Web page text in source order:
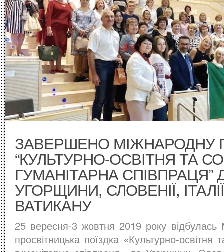
ЗАВЕРШЕНО МІЖНАРОДНУ
“КУЛЬТУРНО-ОСВІТНЯ ТА
ГУМАНІТАРНА СПІВПРАЦЯ”
УГОРЩИНИ, СЛОВЕНІЇ,
ВАТИКАНУ
25 вересня-3 жовтня 2019 року відбулась
просвітницька поїздка «Культурно-освітня